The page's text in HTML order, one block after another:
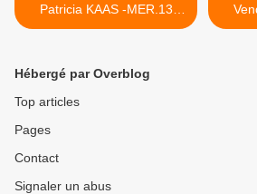
Patricia KAAS -MER.13
NOV. 2019 -Chérie 25
Hébergé par Overblog
Top articles
Pages
Contact
Signaler un abus